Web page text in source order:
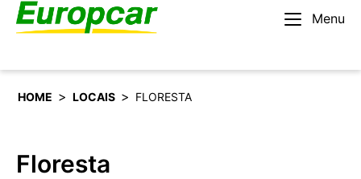
Menu
Português
HOME > LOCAIS > FLORESTA
Floresta